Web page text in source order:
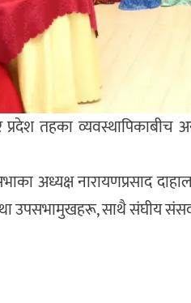
तहका
अध्यक्ष नारायणप्रसाद
उपसभामुखहरू, साथै संघीय